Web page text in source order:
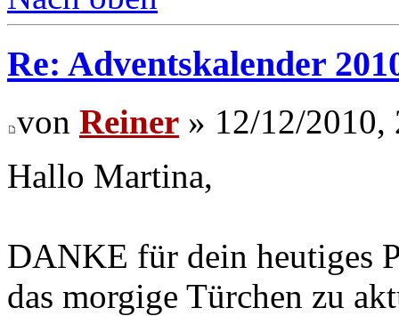
Re: Adventskalender
von Reiner » 12/12/2010,
Hallo Martina,
DANKE für dein heutiges
das morgige Türchen zu